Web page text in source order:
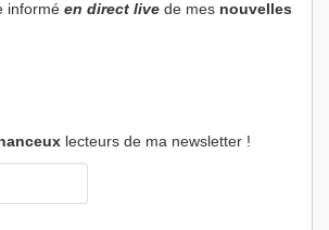
informé en direct live de mes nouvelles
lecteurs de ma newsletter !